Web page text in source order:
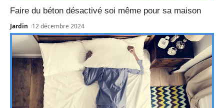
Faire du béton désactivé soi même pour sa maison
Jardin 12 décembre 2024